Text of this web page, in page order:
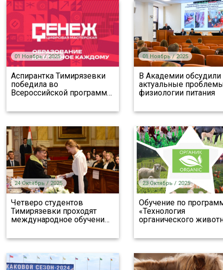
01 Ноябрь / 2025
Аспирантка Тимирязевки
победила во
Всероссийской программ…
01 Ноябрь / 2025
В Академии обсудили
актуальные
физиологии питания
24 Октябрь / 2025
Четверо студентов
Тимирязевки проходят
международное обучени…
23 Октябрь / 2025
Обучение по
«Технология
органического